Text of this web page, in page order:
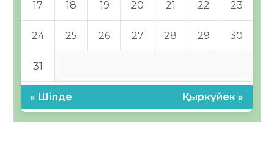
17 18 19 20 21 22 23
24 25 26 27 28 29 30
31
« Шілде Қыркүйек »